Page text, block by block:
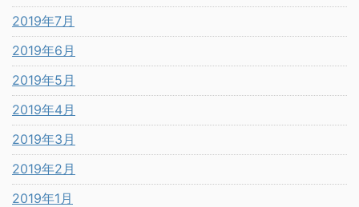
2019年7月
2019年6月
2019年5月
2019年4月
2019年3月
2019年2月
2019年1月